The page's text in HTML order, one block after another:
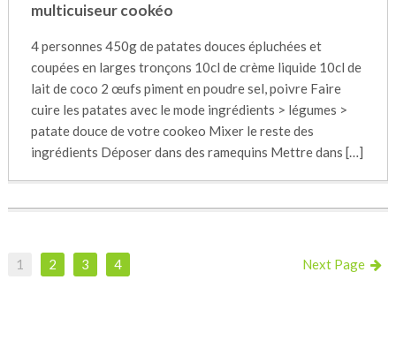
multicuiseur cookéo
4 personnes 450g de patates douces épluchées et
coupées en larges tronçons 10cl de crème liquide 10cl de
lait de coco 2 œufs piment en poudre sel, poivre Faire
cuire les patates avec le mode ingrédients > légumes >
patate douce de votre cookeo Mixer le reste des
ingrédients Déposer dans des ramequins Mettre dans […]
1 2 3 4 Next Page